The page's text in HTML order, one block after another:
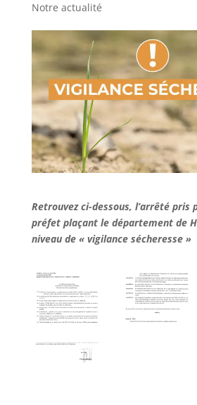
Notre actualité
Retrouvez ci-dessous, l’arrêté pris
préfet plaçant le département de
niveau de « vigilance sécheresse »